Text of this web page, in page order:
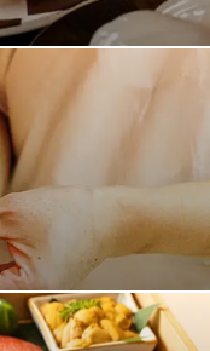
っと楽しく。看板メ
を覆す喉ごしの良さ
込みの確かな技術で
でのサク飲みから、
“外さない”一軒です。
場で一貫一貫丁寧に握